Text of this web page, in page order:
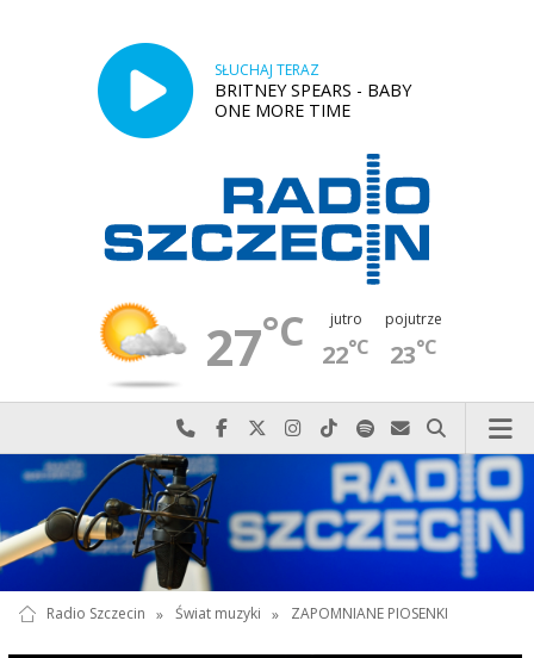
SŁUCHAJ TERAZ
BRITNEY SPEARS - BABY
ONE MORE TIME
27°C jutro
22°C
pojutrze
23°C
Najlepiej po prostu do nas zadzwoń
Odwiedź nas na Facebook-u
Odwiedź nas na X
Odwiedź nas na Instagram-ie
Odwiedź nas na TikTok-u
Szukaj nas na Spotify
Wyślij do nas
Szukaj
Radio Szczecin » Świat muzyki » ZAPOMNIANE PIOSENKI